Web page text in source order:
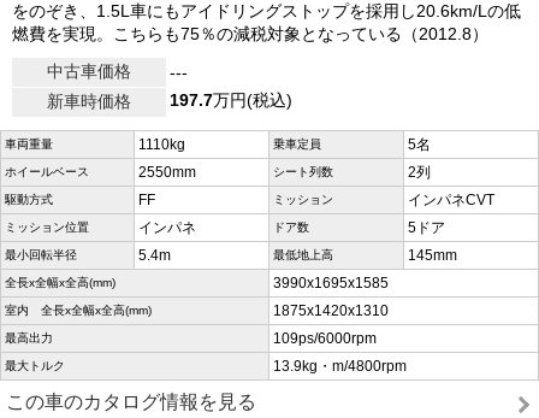
をのぞき、1.5L車にもアイドリングストップを採用し20.6km/Lの低
燃費を実現。こちらも75％の減税対象となっている（2012.8）
中古車価格
---
新車時価格
197.7万円(税込)
車両重量 1110kg 乗車定員 5名
ホイールベース 2550mm シート列数 2列
駆動方式 FF ミッション インパネCVT
ミッション位置 インパネ ドア数 5ドア
最小回転半径 5.4m 最低地上高 145mm
全長x全幅x全高(mm) 3990x1695x1585
室内 全長x全幅x全高(mm) 1875x1420x1310
最高出力 109ps/6000rpm
最大トルク 13.9kg・m/4800rpm
この車のカタログ情報を見る